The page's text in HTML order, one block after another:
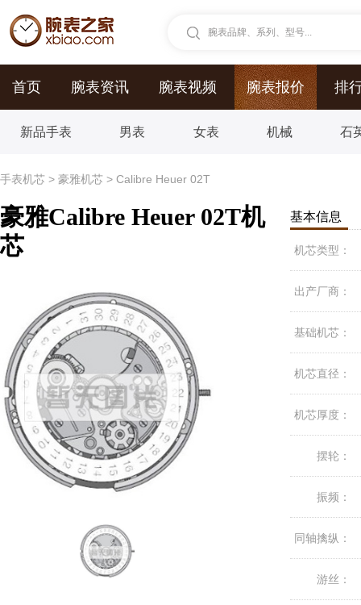
腕表品牌、系列、型号...
首页 腕表资讯 腕表视频 腕表报价 排
新品手表 男表 女表 机械 石
手表机芯 > 豪雅机芯 > Calibre Heuer 02T
豪雅Calibre Heuer 02T机
芯
基本信息
机芯类型：
出产厂商：
基础机芯：
机芯直径：
机芯厚度：
摆轮：
振频：
同轴擒纵：
游丝：